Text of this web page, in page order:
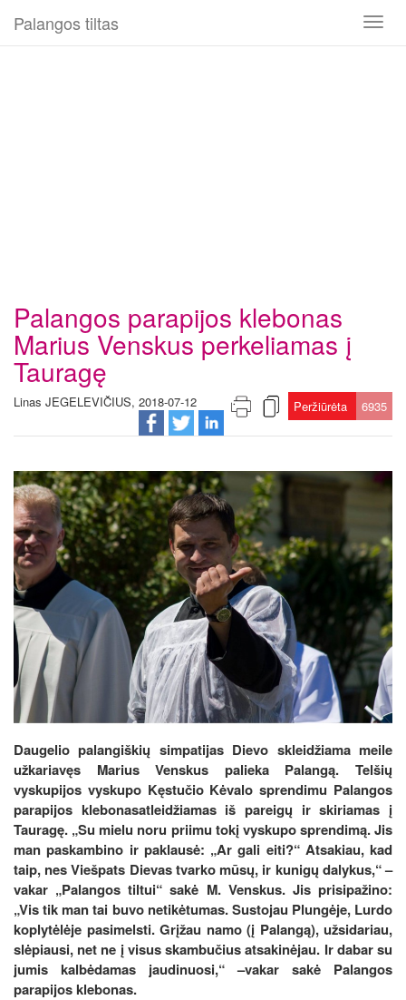
Toggle
Palangos tiltas
Palangos parapijos klebonas
Marius Venskus perkeliamas į
Tauragę
Linas JEGELEVIČIUS, 2018-07-12 Peržiūrėta 6935
Daugelio palangiškių simpatijas Dievo skleidžiama meile
užkariavęs Marius Venskus palieka Palangą. Telšių
vyskupijos vyskupo Kęstučio Kėvalo sprendimu Palangos
parapijos klebonasatleidžiamas iš pareigų ir skiriamas į
Tauragę. „Su mielu noru priimu tokį vyskupo sprendimą. Jis
man paskambino ir paklausė: „Ar gali eiti?“ Atsakiau, kad
taip, nes Viešpats Dievas tvarko mūsų, ir kunigų dalykus,“ –
vakar „Palangos tiltui“ sakė M. Venskus. Jis prisipažino:
„Vis tik man tai buvo netikėtumas. Sustojau Plungėje, Lurdo
koplytėlėje pasimelsti. Grįžau namo (į Palangą), užsidariau,
slėpiausi, net ne į visus skambučius atsakinėjau. Ir dabar su
jumis kalbėdamas jaudinuosi,“ –vakar sakė Palangos
parapijos klebonas.